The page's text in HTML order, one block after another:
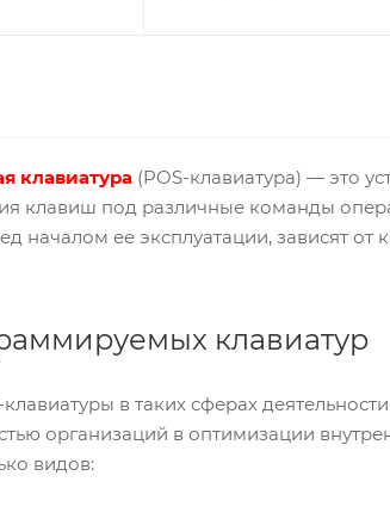
клавиатура (POS-клавиатура) — это
клавиш под различные команды
началом ее эксплуатации, зависят
клавиатур
в таких сферах
организаций в оптимизации
видов: